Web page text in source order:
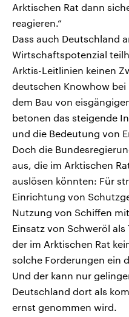
Arktischen Rat dann
reagieren.“
Dass auch Deutschland
Wirtschaftspotenzial
Arktis-Leitlinien keinen
deutschen Knowhow
dem Bau von
betonen das steigende
und die Bedeutung von
Doch die
aus, die im Arktischen
auslösen könnten: Für
Einrichtung von
Nutzung von Schiffen
Einsatz von Schweröl
der im Arktischen Rat
solche Forderungen ein
Und der kann nur
Deutschland dort als
ernst genommen wird.